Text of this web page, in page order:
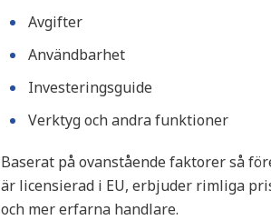
Avgifter
Användbarhet
Investeringsguide
Verktyg och andra funktioner
Baserat på ovanstående faktorer så
är licensierad i EU, erbjuder rimliga
och mer erfarna handlare.